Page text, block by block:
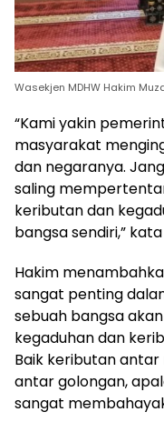
Wasekjen MDHW Hakim
“Kami yakin
masyarakat
dan negaranya.
saling
keributan dan
bangsa sendiri,”
Hakim
sangat penting
sebuah bangsa
kegaduhan dan
Baik keributan
antar golongan,
sangat